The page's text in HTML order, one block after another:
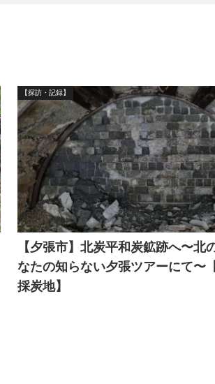
【探訪・記録】
【夕張市】北炭平和炭鉱跡へ〜北
なたの知らない夕張ツアーにて〜
採炭地】